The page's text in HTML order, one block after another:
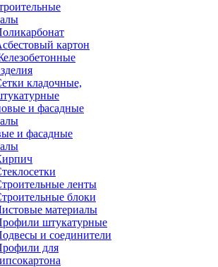
картон
кладочные,
и фасадные
ленты
блоки
материалы
штукатурные
и соединители
для